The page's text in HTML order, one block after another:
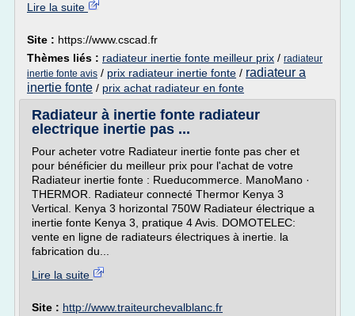
Lire la suite
Site : https://www.cscad.fr
Thèmes liés : radiateur inertie fonte meilleur prix / radiateur
inertie fonte avis / prix radiateur inertie fonte / radiateur a
inertie fonte / prix achat radiateur en fonte
Radiateur à inertie fonte radiateur
electrique inertie pas ...
Pour acheter votre Radiateur inertie fonte pas cher et
pour bénéficier du meilleur prix pour l'achat de votre
Radiateur inertie fonte : Rueducommerce. ManoMano ·
THERMOR. Radiateur connecté Thermor Kenya 3
Vertical. Kenya 3 horizontal 750W Radiateur électrique a
inertie fonte Kenya 3, pratique 4 Avis. DOMOTELEC:
vente en ligne de radiateurs électriques à inertie. la
fabrication du...
Lire la suite
Site : http://www.traiteurchevalblanc.fr